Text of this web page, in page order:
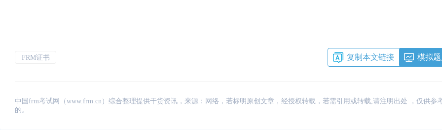
FRM证书 复制本文链接 模拟
中国frm考试网（www.frm.cn）综合整理提供干货资讯，来源：网络，若标明原创文章，经授权转载，若需引用或转载,请注明出处 ，仅供参
的。